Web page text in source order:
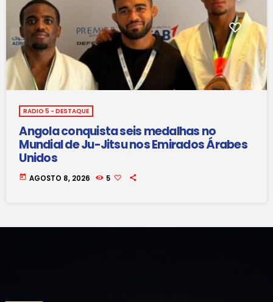
RADIO 5 - DESTAQUE
Angola conquista seis medalhas no
Mundial de Ju-Jitsu nos Emirados Árabes
Unidos
today AGOSTO 8, 2026 5